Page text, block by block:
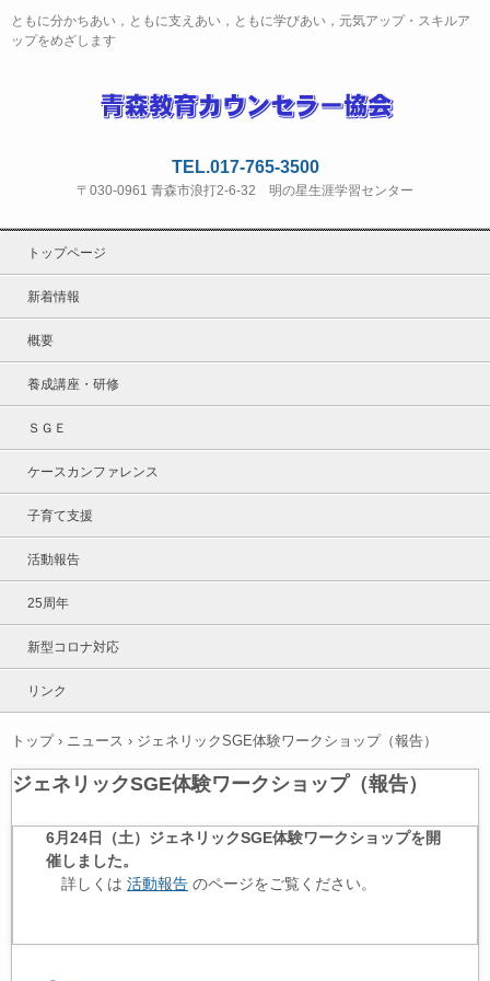
ともに分かちあい，ともに支えあい，ともに学びあい，元気アップ・スキルア
ップをめざします
TEL.017-765-3500
〒030-0961 青森市浪打2-6-32 明の星生涯学習センター
トップページ
新着情報
概要
養成講座・研修
ＳＧＥ
ケースカンファレンス
子育て支援
活動報告
25周年
新型コロナ対応
リンク
トップ › ニュース › ジェネリックSGE体験ワークショップ（報告）
ジェネリックSGE体験ワークショップ（報告）
6月24日（土）ジェネリックSGE体験ワークショップを開
催しました。
詳しくは 活動報告 のページをご覧ください。